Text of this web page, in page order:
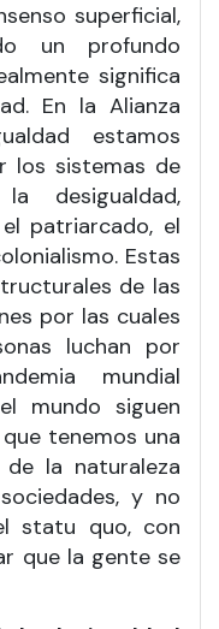
superficial,
un profundo
significa
En la Alianza
estamos
los sistemas de
desigualdad,
patriarcado, el
Estas
de las
por las cuales
luchan por
mundial
mundo siguen
tenemos una
la naturaleza
y no
statu quo, con
que la gente se